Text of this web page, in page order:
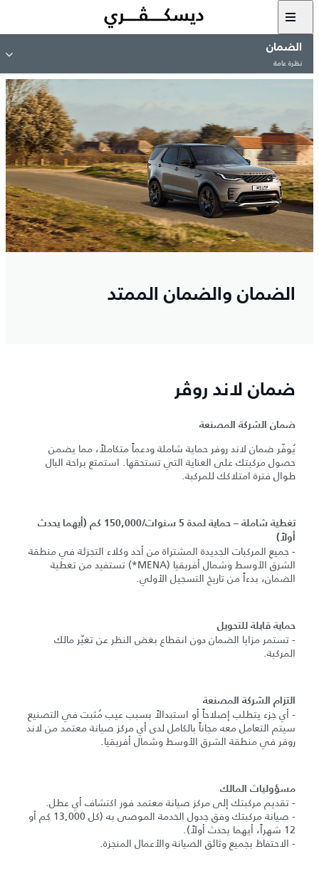
الضمان
نظرة عامة
الضمان والضمان الممتد
ضمان لاند روڤر
ضمان الشركة المصنعة
يُوفّر ضمان لاند روفر حماية شاملة ودعماً متكاملاً، مما يضمن
حصول مركبتك على العناية التي تستحقها. استمتع براحة البال
طوال فترة امتلاكك للمركبة.
تغطية شاملة – حماية لمدة 5 سنوات/150,000 كم (أيهما يحدث
أولاً)
- جميع المركبات الجديدة المشتراة من أحد وكلاء التجزئة في منطقة
الشرق الأوسط وشمال أفريقيا (MENA*) تستفيد من تغطية
الضمان، بدءاً من تاريخ التسجيل الأولي.
حماية قابلة للتحويل
- تستمر مزايا الضمان دون انقطاع بغض النظر عن تغيّر مالك
المركبة.
التزام الشركة المصنعة
- أي جزء يتطلب إصلاحاً أو استبدالاً بسبب عيب مُثبت في التصنيع
سيتم التعامل معه مجاناً بالكامل لدى أي مركز صيانة معتمد من لاند
روفر في منطقة الشرق الأوسط وشمال أفريقيا.
مسؤوليات المالك
- تقديم مركبتك إلى مركز صيانة معتمد فور اكتشاف أي عطل.
- صيانة مركبتك وفق جدول الخدمة الموصى به (كل 13,000 كم أو
12 شهراً، أيهما يحدث أولاً).
- الاحتفاظ بجميع وثائق الصيانة والأعمال المنجزة.